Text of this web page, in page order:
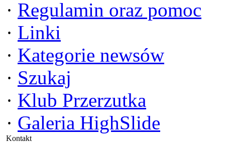
· Regulamin oraz pomoc
· Linki
· Kategorie newsów
· Szukaj
· Klub Przerzutka
· Galeria HighSlide
Kontakt